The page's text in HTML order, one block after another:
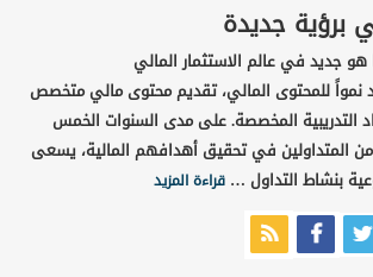
برؤية جديدة
جديد في عالم الاستثمار المالي
نمواً للمحتوى المالي، تقديم محتوى مالي متخصص
التدريبية المخصصة. على مدى السنوات الخمس
من المتداولين في تحقيق أهدافهم المالية، يسعى
بنشاط التداول …قراءة المزيد